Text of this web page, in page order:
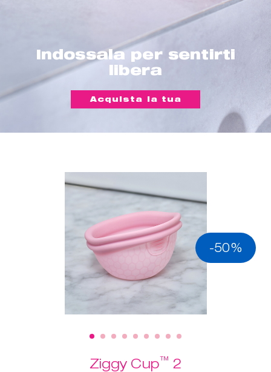
Indossala per sentirti
libera
Acquista la tua
-50%
Ziggy Cup™ 2